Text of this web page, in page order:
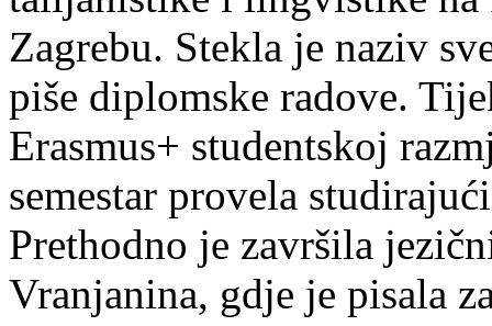
Zagrebu. Stekla je naziv
piše diplomske radove.
Erasmus+ studentskoj
semestar provela
Prethodno je završila
Vranjanina, gdje je pisala